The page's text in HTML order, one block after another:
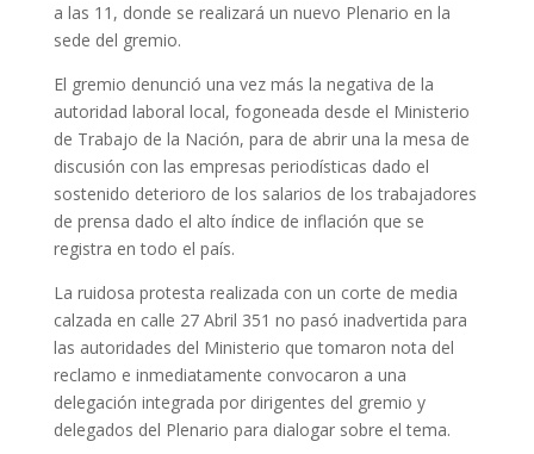
a las 11, donde se realizará un nuevo Plenario en la
sede del gremio.
El gremio denunció una vez más la negativa de la
autoridad laboral local, fogoneada desde el Ministerio
de Trabajo de la Nación, para de abrir una la mesa de
discusión con las empresas periodísticas dado el
sostenido deterioro de los salarios de los trabajadores
de prensa dado el alto índice de inflación que se
registra en todo el país.
La ruidosa protesta realizada con un corte de media
calzada en calle 27 Abril 351 no pasó inadvertida para
las autoridades del Ministerio que tomaron nota del
reclamo e inmediatamente convocaron a una
delegación integrada por dirigentes del gremio y
delegados del Plenario para dialogar sobre el tema.